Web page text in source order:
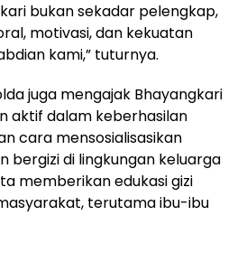
bukan sekadar pelengkap,
motivasi, dan kekuatan
kami,” tuturnya.
juga mengajak Bhayangkari
aktif dalam keberhasilan
cara mensosialisasikan
bergizi di lingkungan keluarga
memberikan edukasi gizi
terutama ibu-ibu